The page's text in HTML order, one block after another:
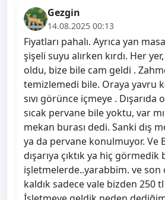
Gezgin
14.08.2025 00:13
Fiyatları pahalı. Ayrıca yan
şişeli suyu alırken kırdı. Her
oldu, bize bile cam geldi .
temizlemedi bile. Oraya yavru
sıvı görünce içmeye .
sıcak pervane bile yoktu, var
mekan burası dedi. Sanki dış
ya da pervane konulmuyor. Ve
dışarıya çıktık ya hiç görmedik
işletmelerde..yarabbim. ve son
kaldık sadece vale bizden 250